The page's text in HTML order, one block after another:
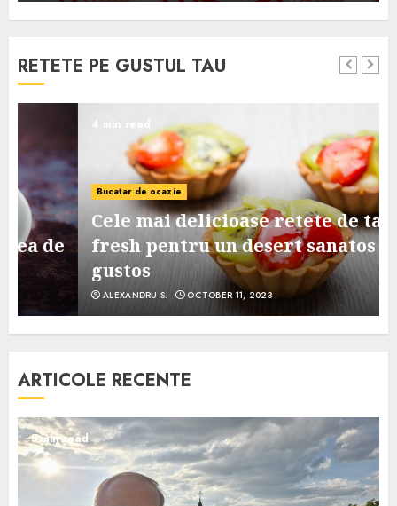
RETETE PE GUSTUL TAU
Bucatar de ocazie
Cele mai delicioase retete de tarte
fresh pentru un desert sanatos si
gustos
ALEXANDRU S. OCTOBER 11, 2023
ARTICOLE RECENTE
5 min read